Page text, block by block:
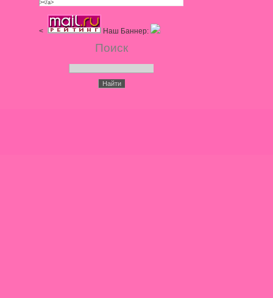
></a>
< Наш Баннер:
Поиск